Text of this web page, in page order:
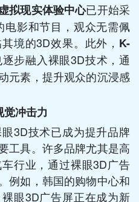
拟现实体验中心已开始采
电影和节目，观众无需佩
境的3D效果。此外， K-
步融入裸眼3D技术，通
元素，提升观众的沉浸感
冲击力
3D技术已成为提升品牌
工具。许多品牌尤其是高
行业，通过裸眼3D广告
例如，韩国的购物中心和
眼3D广告屏正在成为新